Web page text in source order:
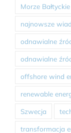
Morze Bałtyckie
najnowsze
odnawialne
odnawialne
offshore wind
renewable
Szwecja
transformacja